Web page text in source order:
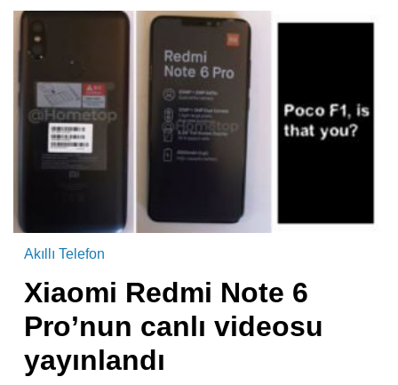
Akıllı Telefon
Xiaomi Redmi Note 6
Pro’nun canlı videosu
yayınlandı